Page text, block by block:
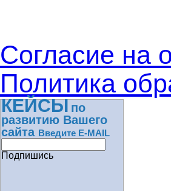
Согласие на
Политика
КЕЙСЫ по
развитию Вашего
сайта Введите E-MAIL
Подпишись